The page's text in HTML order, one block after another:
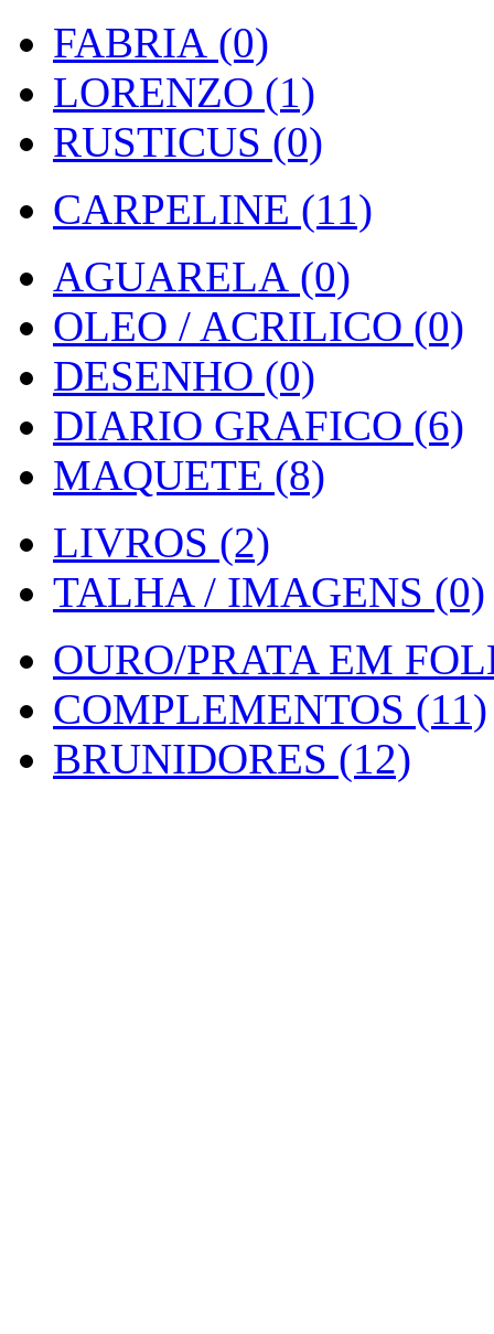
FABRIA (0)
LORENZO (1)
RUSTICUS (0)
CARPELINE (11)
AGUARELA (0)
OLEO / ACRILICO (0)
DESENHO (0)
DIARIO GRAFICO (6)
MAQUETE (8)
LIVROS (2)
TALHA / IMAGENS (0)
OURO/PRATA EM
COMPLEMENTOS (11)
BRUNIDORES (12)